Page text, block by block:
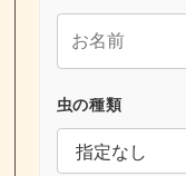
虫の種類